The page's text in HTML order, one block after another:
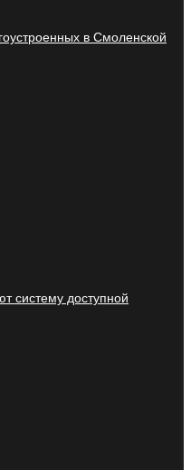
в Смоленской
систему доступной